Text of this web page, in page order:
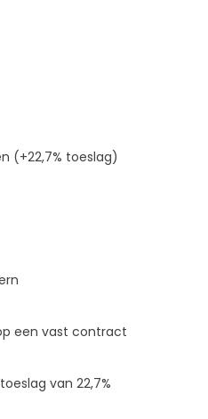
(+22,7% toeslag)
een vast contract
van 22,7%